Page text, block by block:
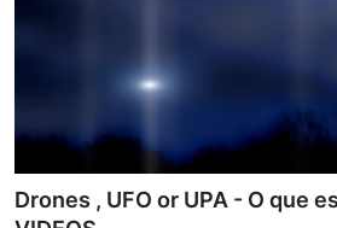
Economia
Dólar Cotação de Hoje
Drones , UFO or UPA - O que